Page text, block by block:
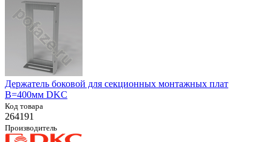
Держатель боковой для секционныx монтажныx плат
В=400мм DKC
Код товара
264191
Производитель